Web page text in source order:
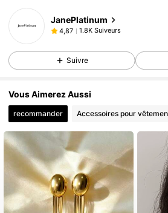
JanePlatinum
4,87 1.8K Suiveurs
Suivre
Vous Aimerez Aussi
recommander Accessoires pour